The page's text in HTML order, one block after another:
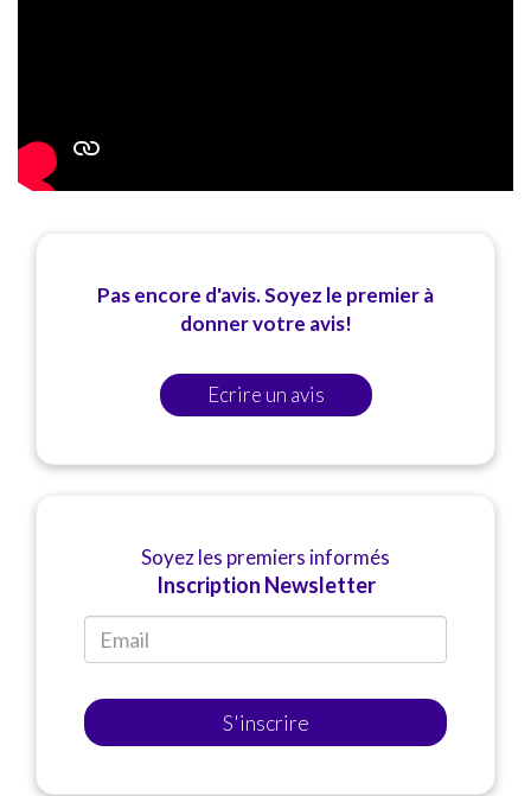
Pas encore d'avis. Soyez le premier à
donner votre avis!
Ecrire un avis
Soyez les premiers informés
Inscription Newsletter
S'inscrire